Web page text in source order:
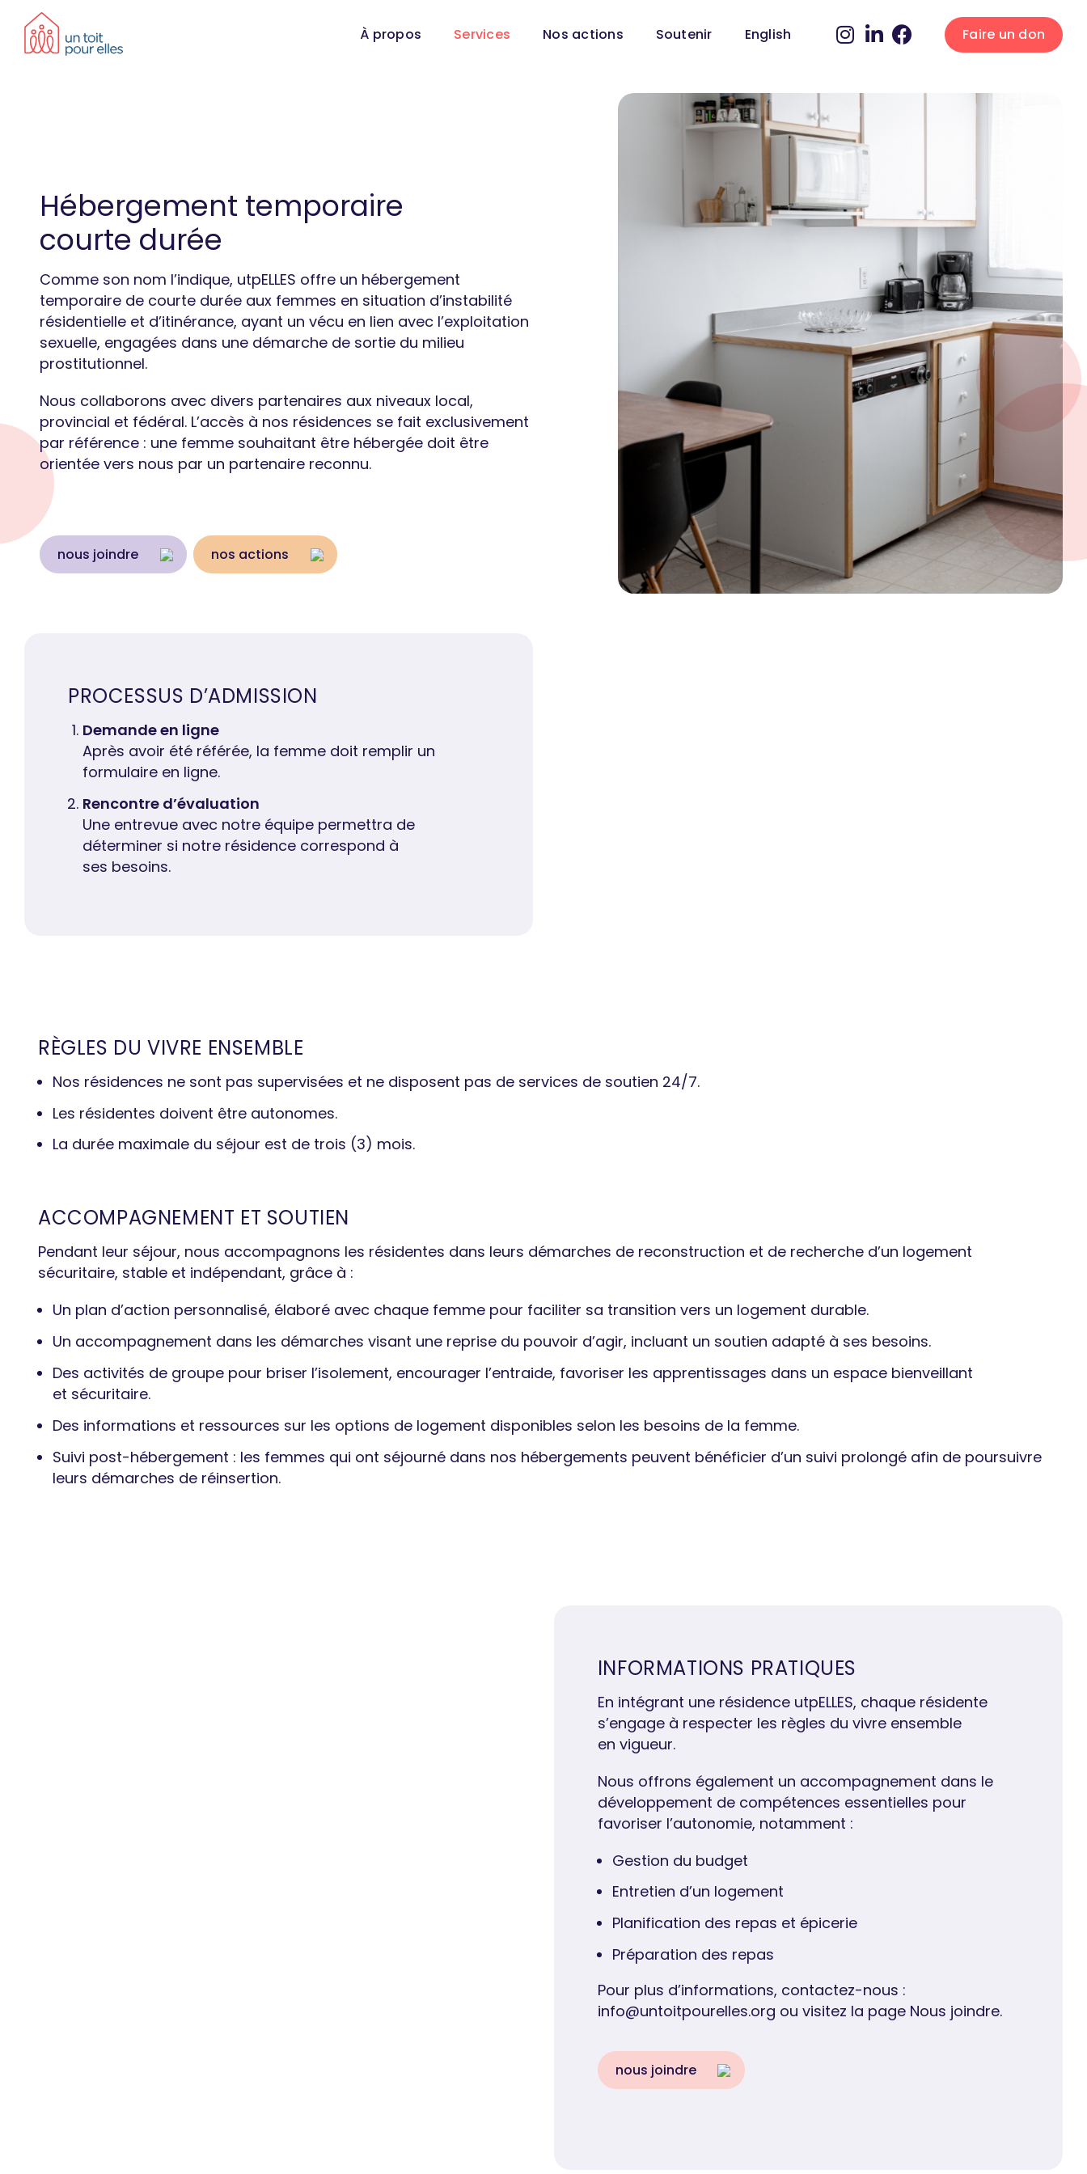
content
À propos Services Nos actions Soutenir English Faire un don
Hébergement temporaire
courte durée
Comme son nom l’indique, utpELLES offre un hébergement
temporaire de courte durée aux femmes en situation d’instabilité
résidentielle et d’itinérance, ayant un vécu en lien avec l’exploitation
sexuelle, engagées dans une démarche de sortie du milieu
prostitutionnel.
Nous collaborons avec divers partenaires aux niveaux local,
provincial et fédéral. L’accès à nos résidences se fait exclusivement
par référence : une femme souhaitant être hébergée doit être
orientée vers nous par un partenaire reconnu.
nous joindre nos actions
PROCESSUS D’ADMISSION
Demande en ligne
Après avoir été référée, la femme doit remplir un
formulaire en ligne.
Rencontre d’évaluation
Une entrevue avec notre équipe permettra de
déterminer si notre résidence correspond à
ses besoins.
RÈGLES DU VIVRE ENSEMBLE
Nos résidences ne sont pas supervisées et ne disposent pas de services de soutien 24/7.
Les résidentes doivent être autonomes.
La durée maximale du séjour est de trois (3) mois.
ACCOMPAGNEMENT ET SOUTIEN
Pendant leur séjour, nous accompagnons les résidentes dans leurs démarches de reconstruction et de recherche d’un logement
sécuritaire, stable et indépendant, grâce à :
Un plan d’action personnalisé, élaboré avec chaque femme pour faciliter sa transition vers un logement durable.
Un accompagnement dans les démarches visant une reprise du pouvoir d’agir, incluant un soutien adapté à ses besoins.
Des activités de groupe pour briser l’isolement, encourager l’entraide, favoriser les apprentissages dans un espace bienveillant
et sécuritaire.
Des informations et ressources sur les options de logement disponibles selon les besoins de la femme.
Suivi post-hébergement : les femmes qui ont séjourné dans nos hébergements peuvent bénéficier d’un suivi prolongé afin de poursuivre
leurs démarches de réinsertion.
INFORMATIONS PRATIQUES
En intégrant une résidence utpELLES, chaque résidente
s’engage à respecter les règles du vivre ensemble
en vigueur.
Nous offrons également un accompagnement dans le
développement de compétences essentielles pour
favoriser l’autonomie, notamment :
Gestion du budget
Entretien d’un logement
Planification des repas et épicerie
Préparation des repas
Pour plus d’informations, contactez-nous :
info@untoitpourelles.org ou visitez la page Nous joindre.
nous joindre